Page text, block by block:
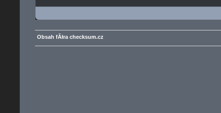
Obsah fĂłra checksum.cz